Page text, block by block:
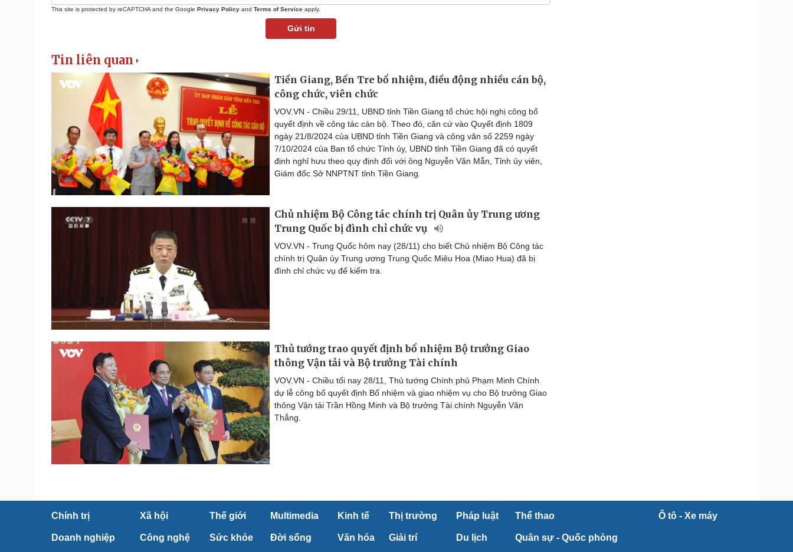
This site is protected by reCAPTCHA and the Google Privacy Policy and Terms of Service apply.
Gửi tin
Tin liên quan
Tiền Giang, Bến Tre bổ nhiệm, điều động nhiều cán bộ,
công chức, viên chức
VOV.VN - Chiều 29/11, UBND tỉnh Tiền Giang tổ chức hội nghị công bố
quyết định về công tác cán bộ. Theo đó, căn cứ vào Quyết định 1809
ngày 21/8/2024 của UBND tỉnh Tiền Giang và công văn số 2259 ngày
7/10/2024 của Ban tổ chức Tỉnh ủy, UBND tỉnh Tiền Giang đã có quyết
định nghỉ hưu theo quy định đối với ông Nguyễn Văn Mẫn, Tỉnh ủy viên,
Giám đốc Sở NNPTNT tỉnh Tiền Giang.
Chủ nhiệm Bộ Công tác chính trị Quân ủy Trung ương
Trung Quốc bị đình chỉ chức vụ
VOV.VN - Trung Quốc hôm nay (28/11) cho biết Chủ nhiệm Bộ Công tác
chính trị Quân ủy Trung ương Trung Quốc Miêu Hoa (Miao Hua) đã bị
đình chỉ chức vụ để kiểm tra.
Thủ tướng trao quyết định bổ nhiệm Bộ trưởng Giao
thông Vận tải và Bộ trưởng Tài chính
VOV.VN - Chiều tối nay 28/11, Thủ tướng Chính phủ Phạm Minh Chính
dự lễ công bố quyết định Bổ nhiệm và giao nhiệm vụ cho Bộ trưởng Giao
thông Vận tải Trần Hồng Minh và Bộ trưởng Tài chính Nguyễn Văn
Thắng.
Chính trị Xã hội Thế giới Multimedia Kinh tế Thị trường Pháp luật Thể thao Ô tô - Xe máy
Doanh nghiệp Công nghệ Sức khỏe Đời sống Văn hóa Giải trí Du lịch Quân sự - Quốc phòng